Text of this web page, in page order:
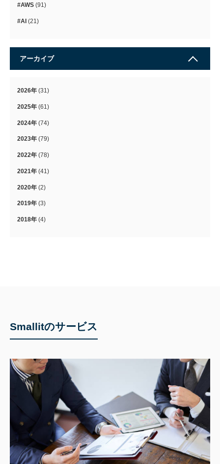
#AWS (91)
#AI (21)
アーカイブ
2026年 (31)
2025年 (61)
2024年 (74)
2023年 (79)
2022年 (78)
2021年 (41)
2020年 (2)
2019年 (3)
2018年 (4)
Smallitのサービス